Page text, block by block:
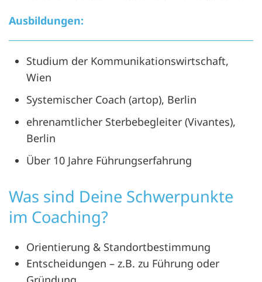
Was sind Deine Schwerpunkte
im Coaching?
Orientierung & Standortbestimmung
Entscheidungen – z.B. zu Führung oder
Ausbildungen:
Studium der Kommunikationswirtschaft,
Wien
Systemischer Coach (artop), Berlin
ehrenamtlicher Sterbebegleiter (Vivantes),
Berlin
Über 10 Jahre Führungserfahrung